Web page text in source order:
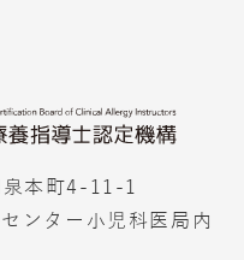
本町4-11-1
ンター小児科医局内